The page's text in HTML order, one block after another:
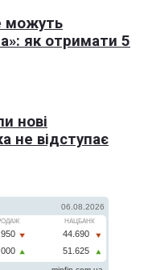
можуть
як отримати 5
нові
не відступає